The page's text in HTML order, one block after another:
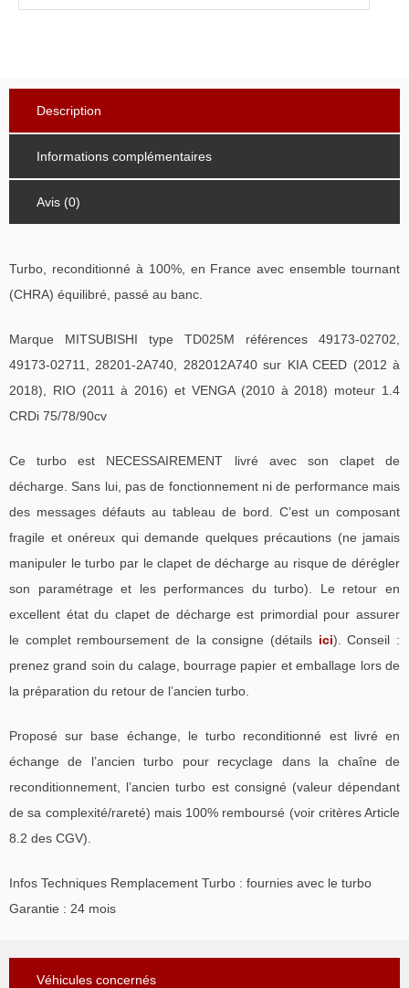
Description
Informations complémentaires
Avis (0)
Turbo, reconditionné à 100%, en France avec ensemble tournant
(CHRA) équilibré, passé au banc.
Marque MITSUBISHI type TD025M références 49173-02702,
49173-02711, 28201-2A740, 282012A740 sur KIA CEED (2012 à
2018), RIO (2011 à 2016) et VENGA (2010 à 2018) moteur 1.4
CRDi 75/78/90cv
Ce turbo est NECESSAIREMENT livré avec son clapet de
décharge. Sans lui, pas de fonctionnement ni de performance mais
des messages défauts au tableau de bord. C’est un composant
fragile et onéreux qui demande quelques précautions (ne jamais
manipuler le turbo par le clapet de décharge au risque de dérégler
son paramétrage et les performances du turbo). Le retour en
excellent état du clapet de décharge est primordial pour assurer
le complet remboursement de la consigne (détails ici). Conseil :
prenez grand soin du calage, bourrage papier et emballage lors de
la préparation du retour de l’ancien turbo.
Proposé sur base échange, le turbo reconditionné est livré en
échange de l’ancien turbo pour recyclage dans la chaîne de
reconditionnement, l’ancien turbo est consigné (valeur dépendant
de sa complexité/rareté) mais 100% remboursé (voir critères Article
8.2 des CGV).
Infos Techniques Remplacement Turbo : fournies avec le turbo
Garantie : 24 mois
Véhicules concernés